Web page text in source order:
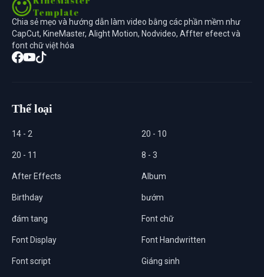
Chia sẻ mẹo và hướng dẫn làm video bằng các phần mềm như
CapCut, KineMaster, Alight Motion, Nodvideo, Affter efeect và
font chữ việt hóa
Thể loại
14 - 2 20 - 10
20 - 11 8 - 3
After Effects Album
Birthday bướm
đám tang Font chữ
Font Display Font Handwritten
Font script Giáng sinh